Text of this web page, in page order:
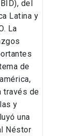
del
Latina y
La
de
través de
y
una
Néstor